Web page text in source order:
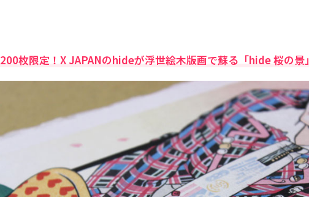
200枚限定！X JAPANのhideが浮世絵木版画で蘇る「hide 桜の景」